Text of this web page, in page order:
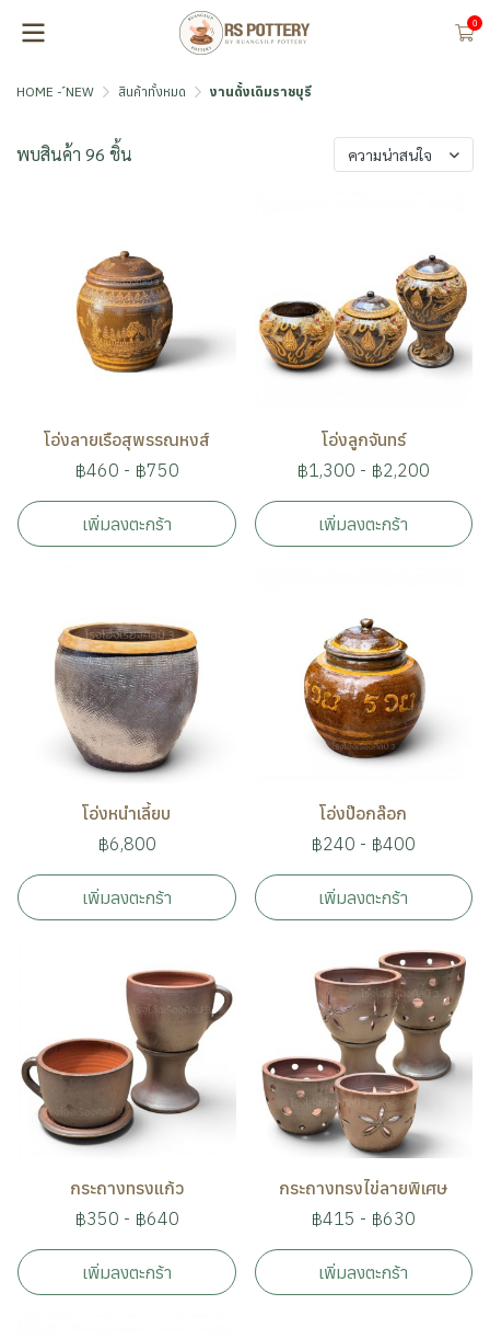
0
HOME - ์NEW สินค้าทั้งหมด งานดั้งเดิมราชบุรี
พบสินค้า 96 ชิ้น ความน่าสนใจ
โอ่งลายเรือสุพรรณหงส์
฿460 - ฿750
เพิ่มลงตะกร้า
โอ่งลูกจันทร์
฿1,300 - ฿2,200
เพิ่มลงตะกร้า
โอ่งหนำเลี้ยบ
฿6,800
เพิ่มลงตะกร้า
โอ่งป๊อกล๊อก
฿240 - ฿400
เพิ่มลงตะกร้า
กระถางทรงแก้ว
฿350 - ฿640
เพิ่มลงตะกร้า
กระถางทรงไข่ลายพิเศษ
฿415 - ฿630
เพิ่มลงตะกร้า